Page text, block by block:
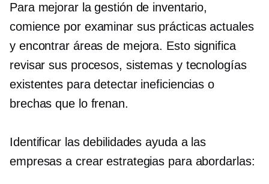
Para mejorar la gestión de inventario,
comience por examinar sus prácticas actuales
y encontrar áreas de mejora. Esto significa
revisar sus procesos, sistemas y tecnologías
existentes para detectar ineficiencias o
brechas que lo frenan.
Identificar las debilidades ayuda a las
empresas a crear estrategias para abordarlas: